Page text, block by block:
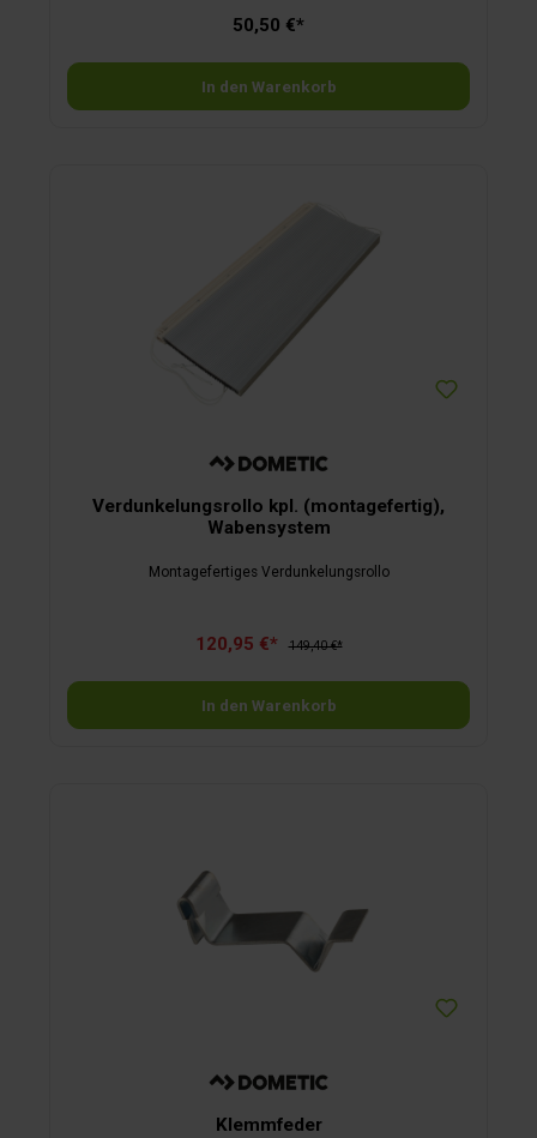
50,50 €*
In den Warenkorb
Verdunkelungsrollo kpl. (montagefertig),
Wabensystem
Montagefertiges Verdunkelungsrollo
120,95 €* 149,40 €*
In den Warenkorb
Klemmfeder